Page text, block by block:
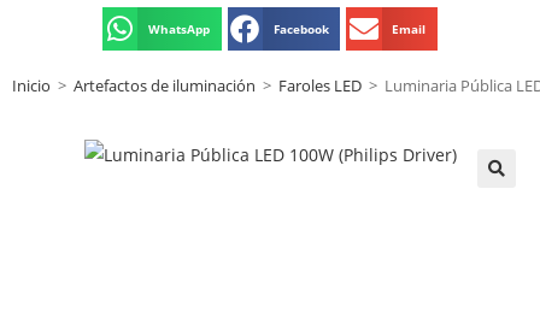
WhatsApp Facebook Email
Inicio > Artefactos de iluminación > Faroles LED > Luminaria Pública